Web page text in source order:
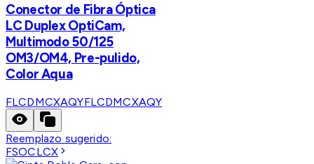
Conector de Fibra Óptica
LC Duplex OptiCam,
Multimodo 50/125
OM3/OM4, Pre-pulido,
Color Aqua
FLCDMCXAQYFLCDMCXAQY
Reemplazo sugerido:
FSOCLCX